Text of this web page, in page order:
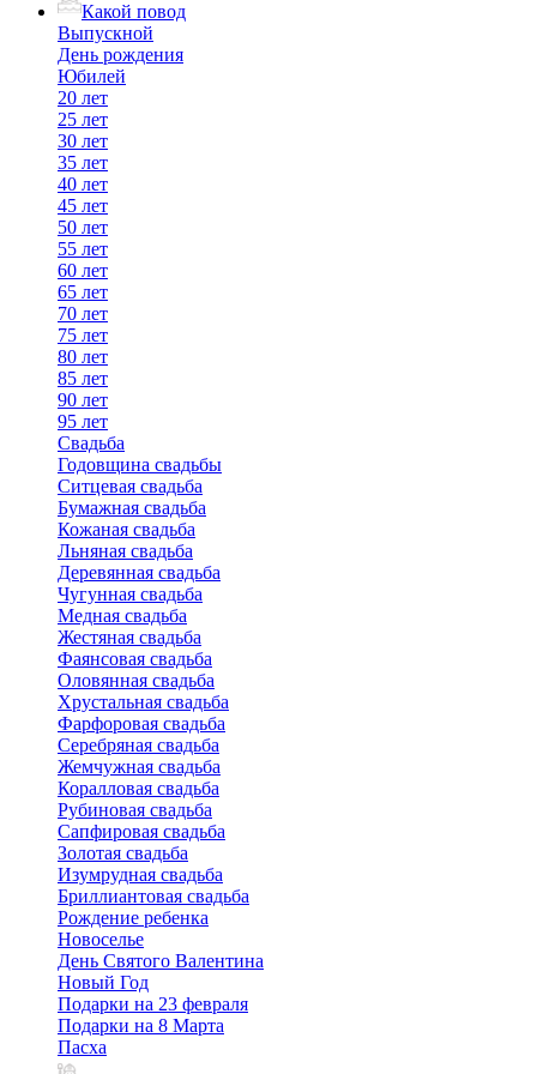
Какой повод
Выпускной
День рождения
Юбилей
20 лет
25 лет
30 лет
35 лет
40 лет
45 лет
50 лет
55 лет
60 лет
65 лет
70 лет
75 лет
80 лет
85 лет
90 лет
95 лет
Свадьба
Годовщина свадьбы
Ситцевая свадьба
Бумажная свадьба
Кожаная свадьба
Льняная свадьба
Деревянная свадьба
Чугунная свадьба
Медная свадьба
Жестяная свадьба
Фаянсовая свадьба
Оловянная свадьба
Хрустальная свадьба
Фарфоровая свадьба
Серебряная свадьба
Жемчужная свадьба
Коралловая свадьба
Рубиновая свадьба
Сапфировая свадьба
Золотая свадьба
Изумрудная свадьба
Бриллиантовая свадьба
Рождение ребенка
Новоселье
День Святого Валентина
Новый Год
Подарки на 23 февраля
Подарки на 8 Марта
Пасха